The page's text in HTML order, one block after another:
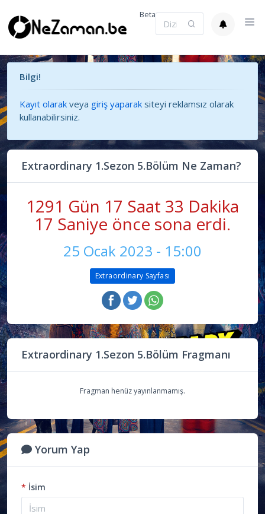
Beta
Bilgi!
Kayıt olarak veya giriş yaparak siteyi reklamsız olarak
kullanabilirsiniz.
Extraordinary 1.Sezon 5.Bölüm Ne Zaman?
1291 Gün 17 Saat 33 Dakika
17 Saniye önce sona erdi.
25 Ocak 2023 - 15:00
Extraordinary Sayfası
Extraordinary 1.Sezon 5.Bölüm Fragmanı
Fragman henüz yayınlanmamış.
Yorum Yap
* İsim